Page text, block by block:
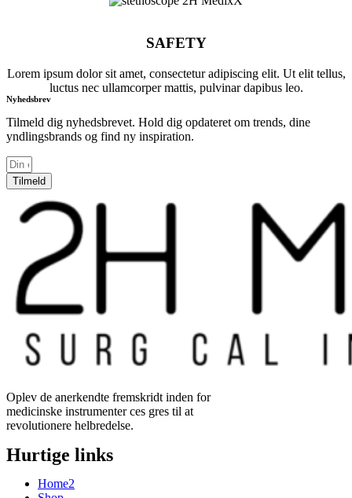
SAFETY
Lorem ipsum dolor sit amet, consectetur adipiscing elit. Ut elit tellus,
luctus nec ullamcorper mattis, pulvinar dapibus leo.
Nyhedsbrev
Tilmeld dig nyhedsbrevet. Hold dig opdateret om trends, dine
yndlingsbrands og find ny inspiration.
Tilmeld
Oplev de anerkendte fremskridt inden for
medicinske instrumenter ces gres til at
revolutionere helbredelse.
Hurtige links
Home2